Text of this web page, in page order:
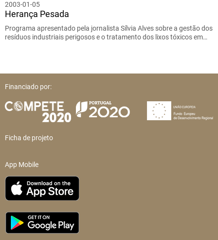
2003-01-05
Herança Pesada
Programa apresentado pela jornalista Sílvia Alves sobre a gestão dos
resíduos industriais perigosos e o tratamento dos lixos tóxicos em…
Financiado por:
Ficha de projeto
App Mobile